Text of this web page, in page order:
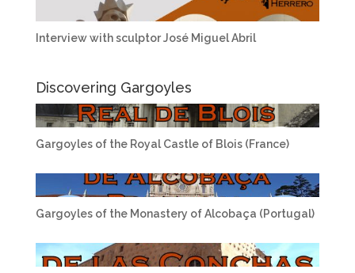
Interview with sculptor José Miguel Abril
Discovering Gargoyles
Gargoyles of the Royal Castle of Blois (France)
Gargoyles of the Monastery of Alcobaça (Portugal)